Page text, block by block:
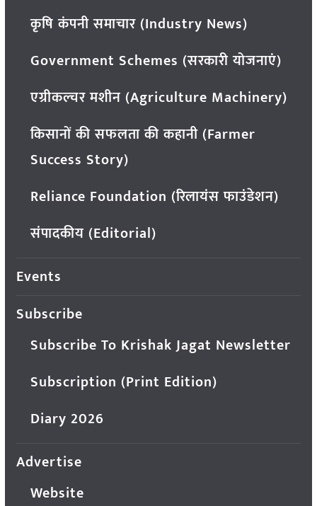
कृषि कंपनी समाचार (Industry News)
Government Schemes (सरकारी योजनाएं)
एग्रीकल्चर मशीन (Agriculture Machinery)
किसानों की सफलता की कहानी (Farmer
Success Story)
Reliance Foundation (रिलायंस फाउंडेशन)
संपादकीय (Editorial)
Events
Subscribe
Subscribe To Krishak Jagat Newsletter
Subscription (Print Edition)
Diary 2026
Advertise
Website